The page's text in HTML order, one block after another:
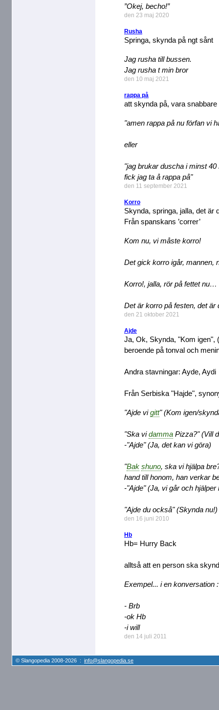
”Okej, becho!”
den 23 maj 2020
Rusha
Springa, skynda på ngt sånt
Jag rusha till bussen.
Jag rusha t min bror
den 10 maj 2021
rappa på
att skynda på, vara snabbare
"amen rappa på nu förfan vi
eller
"jag brukar duscha i minst
fick jag ta å rappa på"
den 11 september 2021
Korro
Skynda, springa, jalla, det är
Från spanskans ’correr’
Kom nu, vi måste korro!
Det gick korro igår, mannen,
Korro!, jalla, rör på fettet nu…
Det är korro på festen, det
den 21 oktober 2021
Ajde
Ja, Ok, Skynda, "Kom igen",
beroende på tonval och
Andra stavningar: Ayde, Aydi
Från Serbiska "Hajde",
"Ajde vigitt" (Kom igen/
"Ska vidamma Pizza?" (Vill
-"Ajde" (Ja, det kan vi göra)
"Bak shuno, ska vi hjälpa
hand till honom, han verkar
-"Ajde" (Ja, vi går och hjälper
"Ajde du också" (Skynda nu!)
den 16 juni 2010
Hb
Hb= Hurry Back
alltså att en person ska
Exempel... i en konversation :
- Brb
-ok Hb
-i will
den 14 juli 2011
© Slangopedia 2008-2026 : info@slangopedia.se